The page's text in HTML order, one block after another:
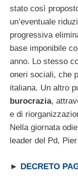
stato così
un’eventuale
progressiva
base imponibile
anno. Lo stesso
oneri sociali, che
italiana. Un altro
burocrazia,
e di
Nella giornata
leader del Pd,
► DECRETO